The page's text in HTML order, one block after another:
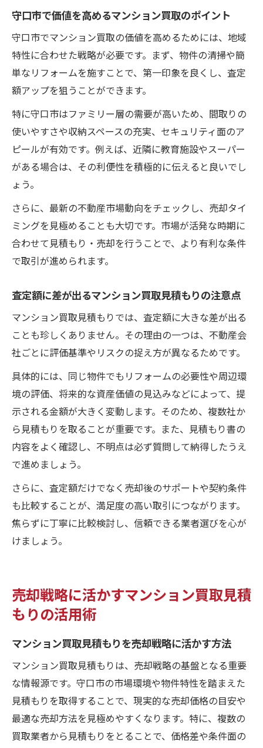
守口市で価値を高めるマンション買取のポイント
守口市でマンション買取の価値を高めるためには、地域
特性に合わせた戦略が必要です。まず、物件の清掃や簡
単なリフォームを施すことで、第一印象を良くし、査定
額アップを狙うことができます。
特に守口市はファミリー層の需要が高いため、間取りの
使いやすさや収納スペースの充実、セキュリティ面のア
ピールが有効です。例えば、近隣に教育施設やスーパー
がある場合は、その利便性を積極的に伝えると良いでし
ょう。
さらに、最新の不動産市場動向をチェックし、売却タイ
ミングを見極めることも大切です。市場が活発な時期に
合わせて見積もり・売却を行うことで、より有利な条件
で取引が進められます。
査定額に差が出るマンション買取見積もりの注意点
マンション買取見積もりでは、査定額に大きな差が出る
ことも珍しくありません。その理由の一つは、不動産会
社ごとに評価基準やリスクの捉え方が異なるためです。
具体的には、同じ物件でもリフォームの必要性や周辺環
境の評価、将来的な資産価値の見込みなどによって、提
示される金額が大きく変動します。そのため、複数社か
ら見積もりを取ることが重要です。また、見積もり書の
内容をよく確認し、不明点は必ず質問して納得したうえ
で進めましょう。
さらに、査定額だけでなく売却後のサポートや契約条件
も比較することが、満足度の高い取引につながります。
焦らずに丁寧に比較検討し、信頼できる業者選びを心が
けましょう。
売却戦略に活かすマンション買取見積
もりの活用術
マンション買取見積もりを売却戦略に活かす方法
マンション買取見積もりは、売却戦略の基盤となる重要
な情報源です。守口市の市場環境や物件特性を踏まえた
見積もりを取得することで、現実的な売却価格の目安や
最適な売却方法を見極めやすくなります。特に、複数の
買取業者から見積もりをとることで、価格差や条件面の